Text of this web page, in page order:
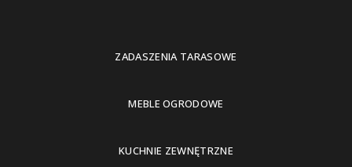
ZADASZENIA TARASOWE
MEBLE OGRODOWE
KUCHNIE ZEWNĘTRZNE